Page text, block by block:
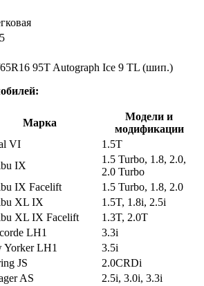
95T Autograph Ice 9 TL (шип.)
Марка
Модели и
модификации
VI 1.5T
IX
1.5 Turbo, 1.8, 2.0,
2.0 Turbo
IX Facelift
1.5 Turbo, 1.8, 2.0
XL IX
1.5T, 1.8i, 2.5i
XL IX Facelift
1.3T, 2.0T
LH1
3.3i
Yorker LH1
3.5i
JS
2.0CRDi
AS
2.5i, 3.0i, 3.3i